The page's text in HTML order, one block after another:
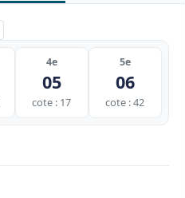
4e
05
cote : 17
5e
06
cote : 42